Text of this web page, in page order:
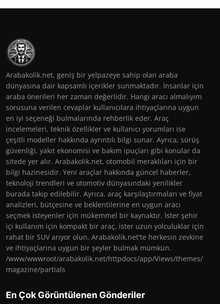
Arabakolik.net, geniş bir yelpazeye sahip olan araba
dünyasına dair kapsamlı içerikler sunmaktadır. İnsanlar için
araba önerileri her zaman değerlidir. Hangi aracı almalıyım
sorusuna verilen cevaplar kullanıcılara ihtiyaçlarına uygun
en iyi seçeneği bulmalarında rehberlik eder. Araç
incelemeleri, teknik özellikler ve kullanıcı yorumları ise
çeşitli modeller hakkında ayrıntılı bilgi sunar. Ayrıca, sürüş
güvenliği, yakıt ekonomisi ve bakım ipuçları gibi konular da
sitede yer alır. Arabakolik.net, otomobil meraklıları için bir
bilgi hazinesidir. Yeni araçlar hakkında güncel haberler,
teknoloji trendleri ve otomotiv dünyasındaki yenilikler
burada takip edilebilir. Ayrıca, araç karşılaştırmaları ve fiyat
analizleri, bütçesine ve beklentilerine en uygun aracı
seçmek isteyenler için mükemmel bir kaynaktır. İster şehir
içi kullanım için kompakt bir araç, ister uzun yolculuklar için
rahat bir SUV arıyor olun, Arabakolik.net'te herkesin zevkine
ve ihtiyaçlarına uygun bir şeyler bulmak mümkün.
/www/wwwroot/arabakolik.net/httpdocs/app/Views/themes/
magazine/partials
En Çok Görüntülenen Gönderiler